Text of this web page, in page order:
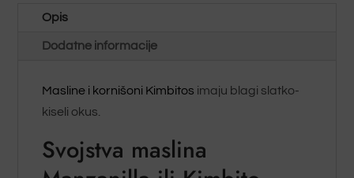
Opis
Dodatne informacije
Masline i kornišoni Kimbitos imaju blagi slatko-
kiseli okus.
Svojstva maslina